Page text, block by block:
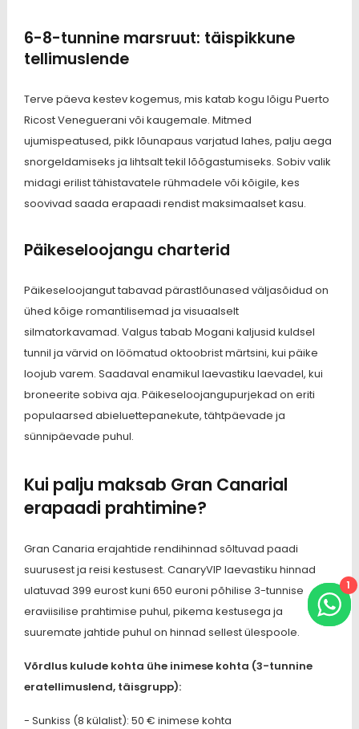
6-8-tunnine marsruut: täispikkune
tellimuslende
Terve päeva kestev kogemus, mis katab kogu lõigu Puerto
Ricost Veneguerani või kaugemale. Mitmed
ujumispeatused, pikk lõunapaus varjatud lahes, palju aega
snorgeldamiseks ja lihtsalt tekil lõõgastumiseks. Sobiv valik
midagi erilist tähistavatele rühmadele või kõigile, kes
soovivad saada erapaadi rendist maksimaalset kasu.
Päikeseloojangu charterid
Päikeseloojangut tabavad pärastlõunased väljasõidud on
ühed kõige romantilisemad ja visuaalselt
silmatorkavamad. Valgus tabab Mogani kaljusid kuldsel
tunnil ja värvid on löömatud oktoobrist märtsini, kui päike
loojub varem. Saadaval enamikul laevastiku laevadel, kui
broneerite sobiva aja. Päikeseloojangupurjekad on eriti
populaarsed abieluettepanekute, tähtpäevade ja
sünnipäevade puhul.
Kui palju maksab Gran Canarial
erapaadi prahtimine?
Gran Canaria erajahtide rendihinnad sõltuvad paadi
suurusest ja reisi kestusest. CanaryVIP laevastiku hinnad
ulatuvad 399 eurost kuni 650 euroni põhilise 3-tunnise
eraviisilise prahtimise puhul, pikema kestusega ja
suuremate jahtide puhul on hinnad sellest ülespoole.
Võrdlus kulude kohta ühe inimese kohta (3-tunnine
eratellimuslend, täisgrupp):
- Sunkiss (8 külalist): 50 € inimese kohta
1